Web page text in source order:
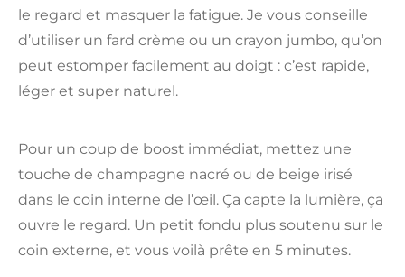
le regard et masquer la fatigue. Je vous conseille
d’utiliser un fard crème ou un crayon jumbo, qu’on
peut estomper facilement au doigt : c’est rapide,
léger et super naturel.
Pour un coup de boost immédiat, mettez une
touche de champagne nacré ou de beige irisé
dans le coin interne de l’œil. Ça capte la lumière, ça
ouvre le regard. Un petit fondu plus soutenu sur le
coin externe, et vous voilà prête en 5 minutes.